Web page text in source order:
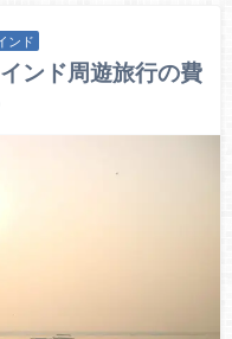
ンド
ンド周遊旅行の費